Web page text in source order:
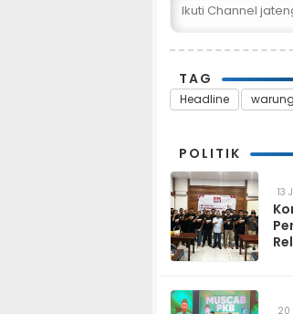
Ikuti Channel
TAG
Headline
POLITIK
13
20